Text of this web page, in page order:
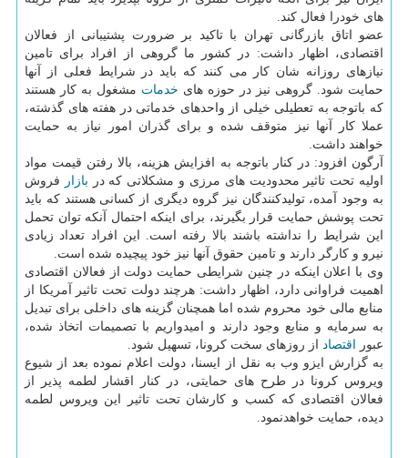
های خودرا فعال كند.
عضو اتاق بازرگانی تهران با تاكید بر ضرورت پشتیبانی از فعالان
اقتصادی، اظهار داشت: در كشور ما گروهی از افراد برای تامین
نیازهای روزانه شان كار می كنند كه باید در شرایط فعلی از آنها
حمایت شود. گروهی نیز در حوزه های خدمات مشغول به كار هستند
كه باتوجه به تعطیلی خیلی از واحدهای خدماتی در هفته های گذشته،
عملا كار آنها نیز متوقف شده و برای گذران امور نیاز به حمایت
خواهند داشت.
آرگون افزود: در كنار باتوجه به افزایش هزینه، بالا رفتن قیمت مواد
اولیه تحت تاثیر محدودیت های مرزی و مشكلاتی كه در بازار
فروش
به وجود آمده، تولیدكنندگان نیز گروه دیگری از كسانی هستند كه باید
تحت پوشش حمایت قرار بگیرند، برای اینكه احتمال آنكه توان تحمل
این شرایط را نداشته باشند بالا رفته است. این افراد تعداد زیادی
نیرو و كارگر دارند و تامین حقوق آنها نیز خود پیچیده شده است.
وی با اعلان اینكه در چنین شرایطی حمایت دولت از فعالان اقتصادی
اهمیت فراوانی دارد، اظهار داشت: هرچند دولت تحت تاثیر آمریكا از
منابع مالی خود محروم شده اما همچنان گزینه های داخلی برای تبدیل
به سرمایه و منابع وجود دارند و امیدواریم با تصمیمات اتخاذ شده،
عبور
اقتصاد از روزهای سخت كرونا، تسهیل شود.
به گزارش ایزو وب به نقل از ایسنا، دولت اعلام نموده بعد از شیوع
ویروس كرونا در طرح های حمایتی، در كنار اقشار لطمه پذیر از
فعالان اقتصادی كه كسب و كارشان تحت تاثیر این ویروس لطمه
دیده، حمایت خواهدنمود.